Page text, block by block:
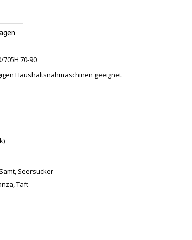
70-90
Haushaltsnähmaschinen geeignet.
Seersucker
Taft